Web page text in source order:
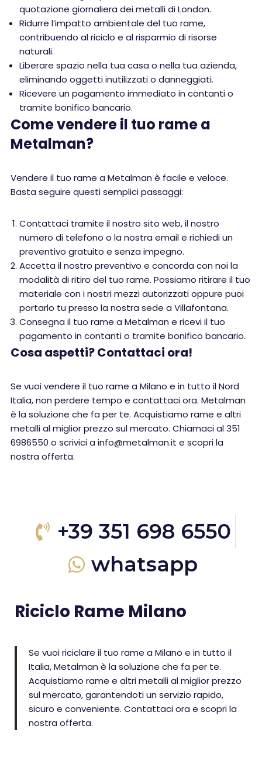
quotazione giornaliera dei metalli di London.
Ridurre l’impatto ambientale del tuo rame,
contribuendo al riciclo e al risparmio di risorse
naturali.
Liberare spazio nella tua casa o nella tua azienda,
eliminando oggetti inutilizzati o danneggiati.
Ricevere un pagamento immediato in contanti o
tramite bonifico bancario.
Come vendere il tuo rame a
Metalman?
Vendere il tuo rame a Metalman è facile e veloce.
Basta seguire questi semplici passaggi:
Contattaci tramite il nostro sito web, il nostro
numero di telefono o la nostra email e richiedi un
preventivo gratuito e senza impegno.
Accetta il nostro preventivo e concorda con noi la
modalità di ritiro del tuo rame. Possiamo ritirare il tuo
materiale con i nostri mezzi autorizzati oppure puoi
portarlo tu presso la nostra sede a Villafontana.
Consegna il tuo rame a Metalman e ricevi il tuo
pagamento in contanti o tramite bonifico bancario.
Cosa aspetti? Contattaci ora!
Se vuoi vendere il tuo rame a Milano e in tutto il Nord
Italia, non perdere tempo e contattaci ora. Metalman
è la soluzione che fa per te. Acquistiamo rame e altri
metalli al miglior prezzo sul mercato. Chiamaci al 351
6986550 o scrivici a info@metalman.it e scopri la
nostra offerta.
+39 351 698 6550
whatsapp
Riciclo Rame Milano
Se vuoi riciclare il tuo rame a Milano e in tutto il
Italia, Metalman è la soluzione che fa per te.
Acquistiamo rame e altri metalli al miglior prezzo
sul mercato, garantendoti un servizio rapido,
sicuro e conveniente. Contattaci ora e scopri la
nostra offerta.